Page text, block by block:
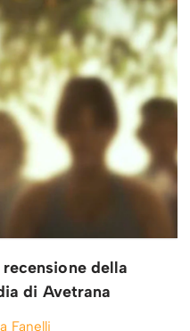
della
di Avetrana
Fanelli